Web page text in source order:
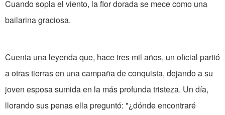
Cuando sopla el viento, la flor dorada se mece como una
bailarina graciosa.
Cuenta una leyenda que, hace tres mil años, un oficial partió
a otras tierras en una campaña de conquista, dejando a su
joven esposa sumida en la más profunda tristeza. Un día,
llorando sus penas ella preguntó: "¿dónde encontraré